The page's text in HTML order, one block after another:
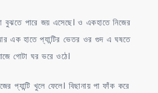
বুঝতে পারে জয় এসেছে। ও একহাতে নিজের
এক হাতে প্যান্টির ভেতর ওর গুদ এ ঘষতে
গোটা ঘর ভরে ওঠে।
প্যান্টি খুলে ফেলে। বিছানায় পা ফাঁক করে